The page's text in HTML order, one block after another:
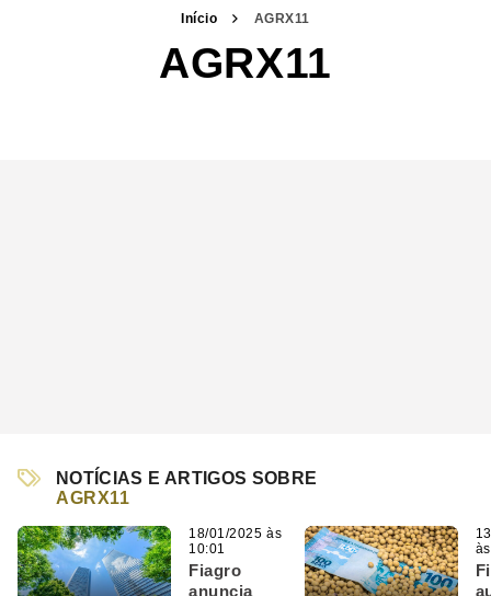
Início AGRX11
AGRX11
NOTÍCIAS E ARTIGOS SOBRE
AGRX11
Fiagro
anuncia
18/01/2025 às
10:01